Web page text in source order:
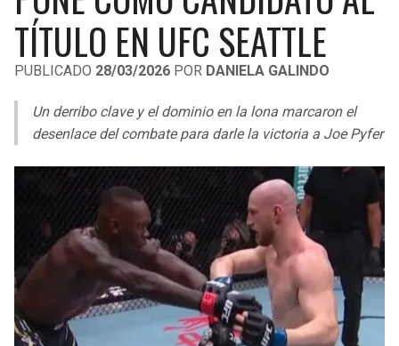
LIGA DE EXPANSIÓN MX
LEAGUES CUP
UEFA EUROPA LEAGUE
UEFA CONFERENCE LEAGUE
COPA LIBERTADORES
COPA SUDAMERICANA
LIGA BETPLAY
OTRAS LIGAS
RAVENS
BENGALS
BROWNS
TEXANS
PACERS
BUCKS
HAWKS
HEAT
TÍTULO EN UFC SEATTLE
PUBLICADO 28/03/2026 POR DANIELA GALINDO
Un derribo clave y el dominio en la lona marcaron el
desenlace del combate para darle la victoria a Joe Pyfer